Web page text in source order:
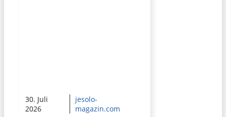
30. Juli
2026
jesolo-
magazin.com